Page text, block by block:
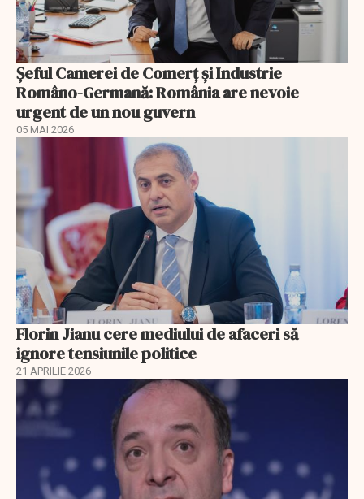
Șeful Camerei de Comerț și Industrie
Româno-Germană: România are nevoie
urgent de un nou guvern
05 MAI 2026
Florin Jianu cere mediului de afaceri să
ignore tensiunile politice
21 APRILIE 2026
EXCLUSIV